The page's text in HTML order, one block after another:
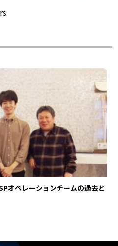
オペレーションチームの過去と